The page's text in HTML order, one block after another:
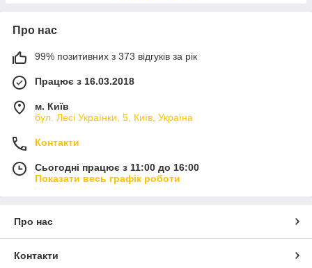
Про нас
99% позитивних з 373 відгуків за рік
Працює з 16.03.2018
м. Київ
бул. Лесі Українки, 5, Київ, Україна
Контакти
Сьогодні працює з 11:00 до 16:00
Показати весь графік роботи
Про нас
Контакти